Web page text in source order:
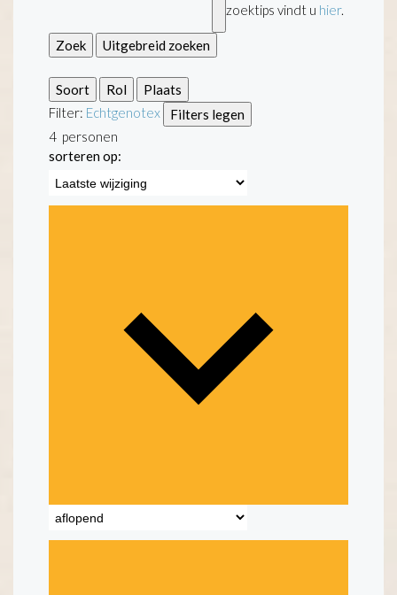
zoektips vindt u hier.
Zoek Uitgebreid zoeken
Soort Rol
Plaats
Filter: Echtgenotex
Filters legen
4 personen
sorteren op: